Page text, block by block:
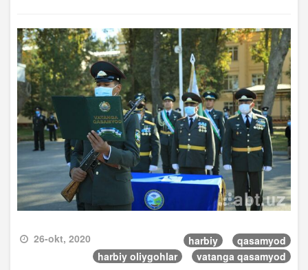
26-okt, 2020 harbiy
qasamyod
harbiy oliygohlar
vatanga qasamyod